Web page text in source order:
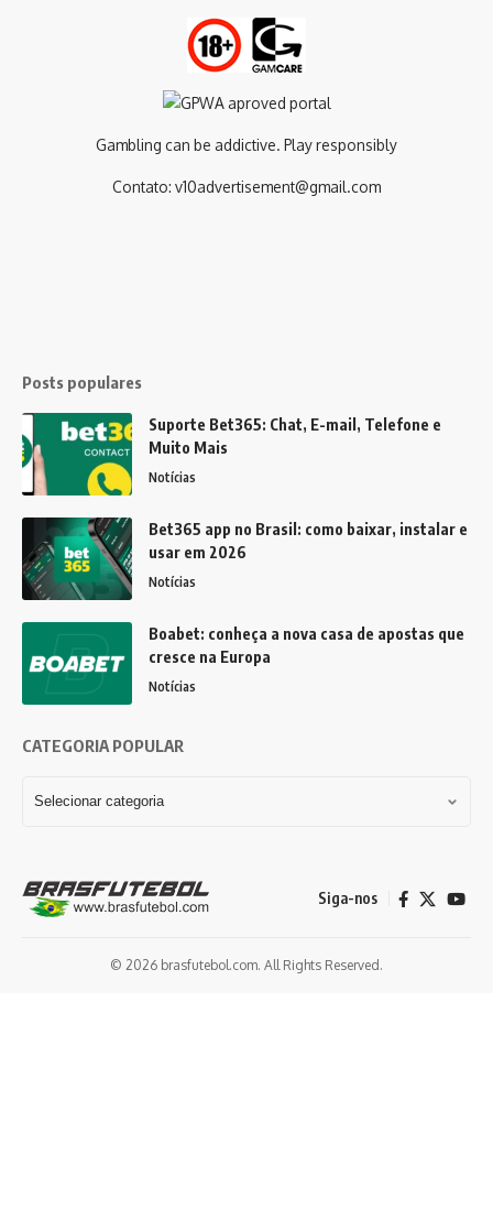
Gambling can be addictive. Play responsibly
Contato: v10advertisement@gmail.com
Posts populares
Suporte Bet365: Chat, E-mail, Telefone e
Muito Mais
Notícias
Bet365 app no Brasil: como baixar, instalar e
usar em 2026
Notícias
Boabet: conheça a nova casa de apostas que
cresce na Europa
Notícias
CATEGORIA POPULAR
Siga-nos
© 2026 brasfutebol.com. All Rights Reserved.